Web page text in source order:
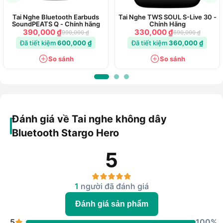
Âm mid trong trẻo, tái tạo giọng hát và nhạc cụ một
cách trung thực.
Âm treble sắc nét, không chói tai, hoàn hảo cho mọi
thể loại nhạc.
Dù bạn đang nghe nhạc, xem phim hay đàm thoại, Stargo
thưởng thức âm thanh một cách trọn vẹn nhất.
Với công nghệ chống ồn chủ động ANC, tai nghe Stargo Hero
giúp bạn loại bỏ tối đa tạp âm từ môi trường xung quanh.
Giảm thiểu tiếng ồn từ xe cộ, công trường, quán cà phê
Tạo không gian yên tĩnh, giúp bạn tập trung khi làm
việc hoặc thư giãn.
Chế độ Xuyên âm (Transparency Mode) cho phép
nghe âm thanh bên ngoài khi cần.
Dù bạn đang trên đường, trong phòng họp hay tập trung học
Tai Nghe Bluetooth Earbuds
SoundPEATS Q - Chính hãng
390,000 ₫990,000 ₫
Đã tiết kiệm600,000 ₫
So sánh
Tai Nghe TWS SOUL S-Live 30 -
Chính Hãng
330,000 ₫690,000 ₫
Đã tiết kiệm360,000 ₫
So sánh
Đánh giá về Tai nghe không dây
Bluetooth Stargo Hero
5
1 người đã đánh giá
Đánh giá sản phẩm